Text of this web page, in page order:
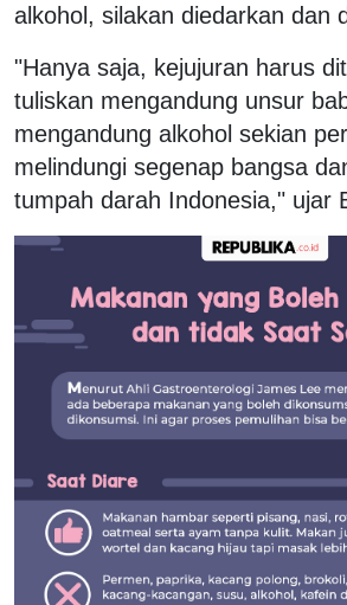
alkohol, silakan diedarkan dan
"Hanya saja, kejujuran harus
tuliskan mengandung unsur
mengandung alkohol sekian
melindungi segenap bangsa
tumpah darah Indonesia," ujar